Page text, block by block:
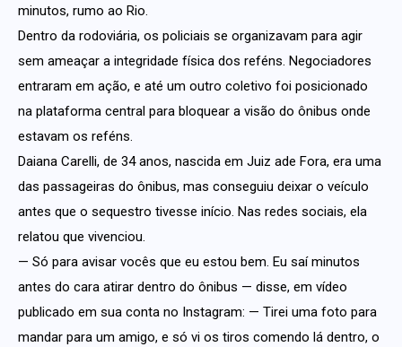
minutos, rumo ao Rio.
Dentro da rodoviária, os policiais se organizavam para agir
sem ameaçar a integridade física dos reféns. Negociadores
entraram em ação, e até um outro coletivo foi posicionado
na plataforma central para bloquear a visão do ônibus onde
estavam os reféns.
Daiana Carelli, de 34 anos, nascida em Juiz ade Fora, era uma
das passageiras do ônibus, mas conseguiu deixar o veículo
antes que o sequestro tivesse início. Nas redes sociais, ela
relatou que vivenciou.
— Só para avisar vocês que eu estou bem. Eu saí minutos
antes do cara atirar dentro do ônibus — disse, em vídeo
publicado em sua conta no Instagram: — Tirei uma foto para
mandar para um amigo, e só vi os tiros comendo lá dentro, o